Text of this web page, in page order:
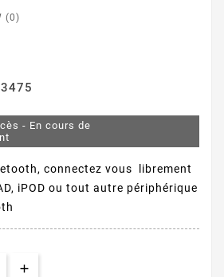
(0)
- En cours de
connectez vous librement
iPOD ou tout autre périphérique